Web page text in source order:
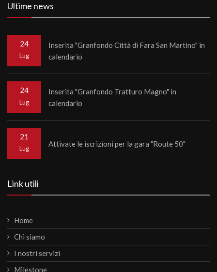
Ultime news
24
Lug
Inserita "Granfondo Città di Fara San Martino" in
calendario
24
Lug
Inserita "Granfondo Tratturo Magno" in
calendario
21
Lug
Attivate le iscrizioni per la gara "Route 50"
Link utili
Home
Chi siamo
I nostri servizi
Milestone